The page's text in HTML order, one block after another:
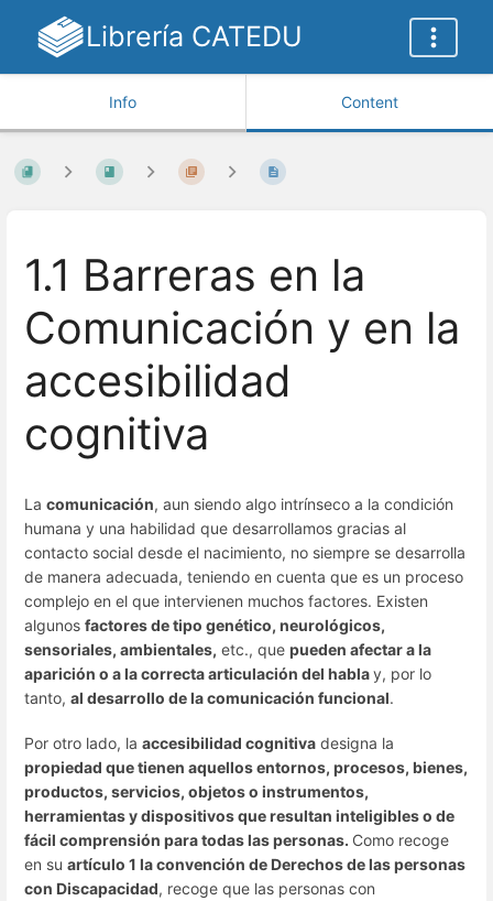
Librería CATEDU
Info Content
1.1 Barreras en la
Comunicación y en la
accesibilidad
cognitiva
La comunicación, aun siendo algo intrínseco a la condición
humana y una habilidad que desarrollamos gracias al
contacto social desde el nacimiento, no siempre se desarrolla
de manera adecuada, teniendo en cuenta que es un proceso
complejo en el que intervienen muchos factores. Existen
algunos factores de tipo genético, neurológicos,
sensoriales, ambientales, etc., que pueden afectar a la
aparición o a la correcta articulación del hablay, por lo
tanto, al desarrollo de la comunicación funcional.
Por otro lado, la accesibilidad cognitiva designa la
propiedad que tienen aquellos entornos, procesos, bienes,
productos, servicios, objetos o instrumentos,
herramientas y dispositivos que resultan inteligibles o de
fácil comprensión para todas las personas. Como recoge
en su artículo 1 la convención de Derechos de las personas
con Discapacidad, recoge que las personas con